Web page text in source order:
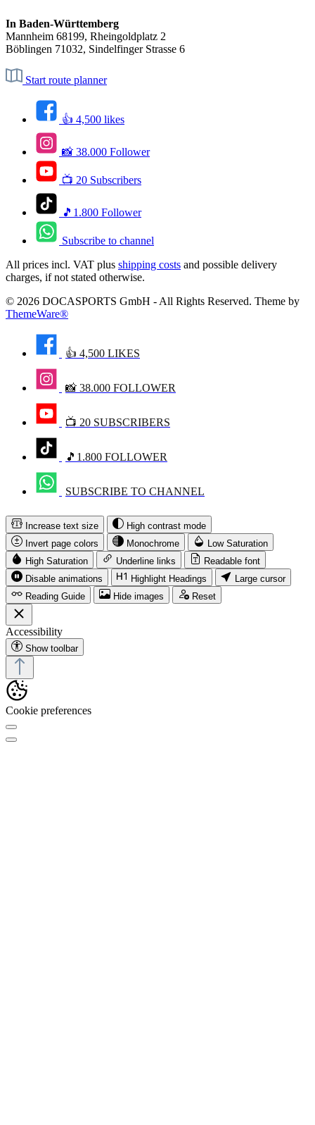
In Baden-Württemberg
Mannheim 68199, Rheingoldplatz 2
Böblingen 71032, Sindelfinger Strasse 6
Start route planner
👍 4,500 likes
📸 38.000 Follower
📺 20 Subscribers
🎵1.800 Follower
Subscribe to channel
All prices incl. VAT plus shipping costs and possible delivery
charges, if not stated otherwise.
© 2026 DOCASPORTS GmbH - All Rights Reserved. Theme by
ThemeWare®
👍 4,500 LIKES
📸 38.000 FOLLOWER
📺 20 SUBSCRIBERS
🎵1.800 FOLLOWER
SUBSCRIBE TO CHANNEL
Increase text size
High contrast mode
Invert page colors
Monochrome
Low Saturation
High Saturation
Underline links
Readable font
Disable animations
Highlight Headings
Large cursor
Reading Guide
Hide images Reset
Accessibility
Show toolbar
Cookie preferences